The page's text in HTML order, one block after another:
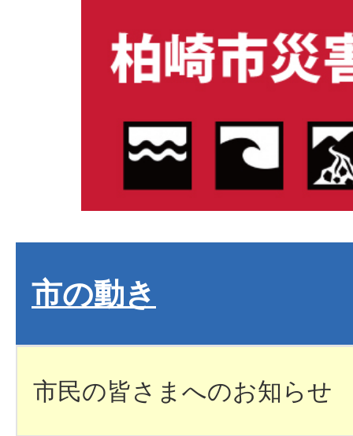
市の動き
市民の皆さまへのお知らせ